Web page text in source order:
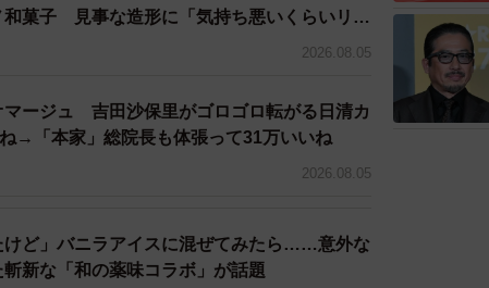
菓子 見事な造形に「気持ち悪いくらいリア
2026.08.05
マージュ 吉田沙保里がゴロゴロ転がる日清カ
→「本家」総院長も体張って31万いいね
2026.08.05
けど」バニラアイスに混ぜてみたら……意外な
新な「和の薬味コラボ」が話題